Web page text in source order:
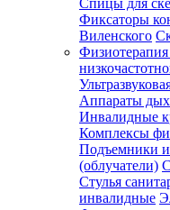
Спицы для
Фиксаторы
Виленского
Аппараты
Инвалидные
Комплексы
Подъемники
(облучатели)
Стулья
инвалидные